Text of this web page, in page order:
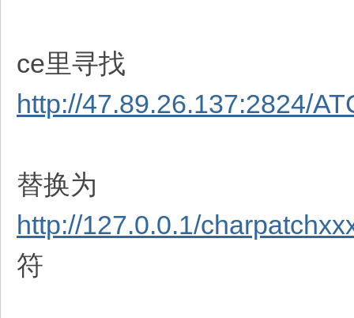
ce里寻找
http://47.89.26.137:2824/
替换为
http://127.0.0.1/
符